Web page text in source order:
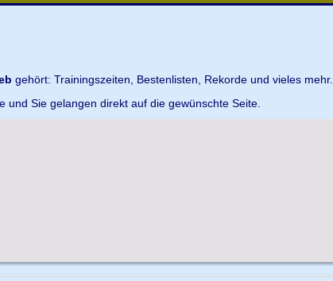
gehört: Trainingszeiten, Bestenlisten, Rekorde und vieles mehr.
und Sie gelangen direkt auf die gewünschte Seite.